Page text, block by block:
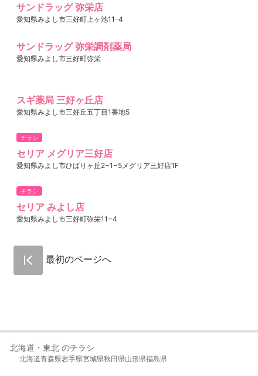
サンドラッグ 弥栄店
愛知県みよし市三好町上ヶ池11-4
サンドラッグ 弥栄調剤薬局
愛知県みよし市三好町弥栄
スギ薬局 三好ヶ丘店
愛知県みよし市三好丘五丁目1番地5
チラシ
セリア メグリア三好店
愛知県みよし市ひばりヶ丘2−1−5メグリア三好店1F
チラシ
セリア みよし店
愛知県みよし市三好町弥栄11−4
最初のページへ
北海道・東北 のチラシ
北海道青森県岩手県宮城県秋田県山形県福島県